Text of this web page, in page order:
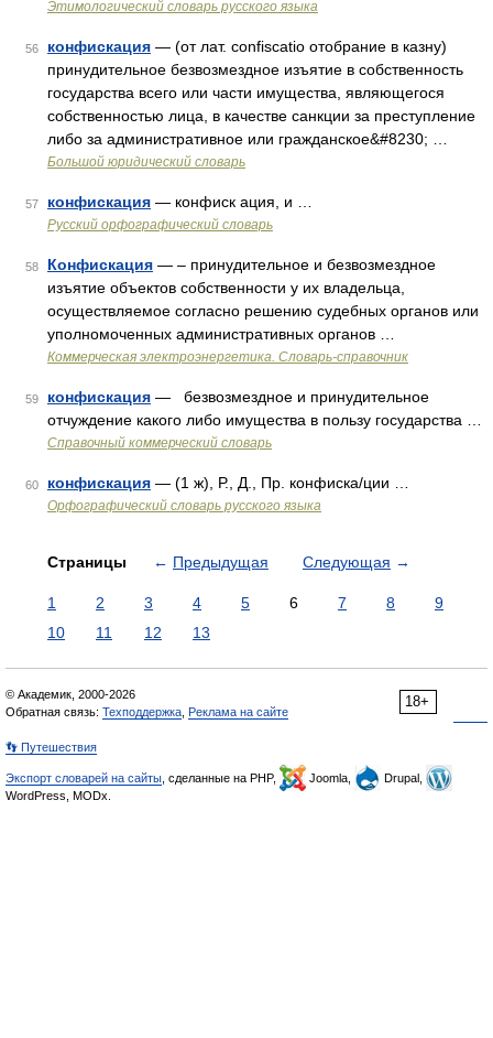
Этимологический словарь русского языка
56 конфискация — (от лат. confiscatio отобрание в казну)
принудительное безвозмездное изъятие в собственность
государства всего или части имущества, являющегося
собственностью лица, в качестве санкции за преступление
либо за административное или гражданское&#8230; …
Большой юридический словарь
57 конфискация — конфиск ация, и …
Русский орфографический словарь
58 Конфискация — – принудительное и безвозмездное
изъятие объектов собственности у их владельца,
осуществляемое согласно решению судебных органов или
уполномоченных административных органов …
Коммерческая электроэнергетика. Словарь-справочник
59 конфискация — безвозмездное и принудительное
отчуждение какого либо имущества в пользу государства …
Справочный коммерческий словарь
60 конфискация — (1 ж), Р., Д., Пр. конфиска/ции …
Орфографический словарь русского языка
Страницы ← Предыдущая Следующая →
1 2 3 4 5 6 7 8
9
10
11 12 13
18+
© Академик, 2000-2026
Обратная связь: Техподдержка Реклама на сайте
👣 Путешествия
Экспорт словарей на сайты , сделанные на PHP, Joomla,
Drupal,
WordPress, MODx.